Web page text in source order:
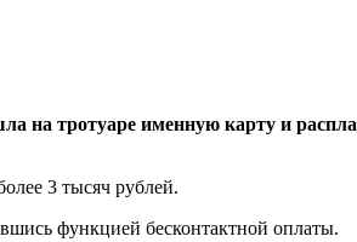
на тротуаре именную карту и
3 тысяч рублей.
функцией бесконтактной оплаты.